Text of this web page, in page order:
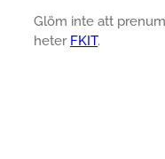
Glöm inte att
heter FKIT.